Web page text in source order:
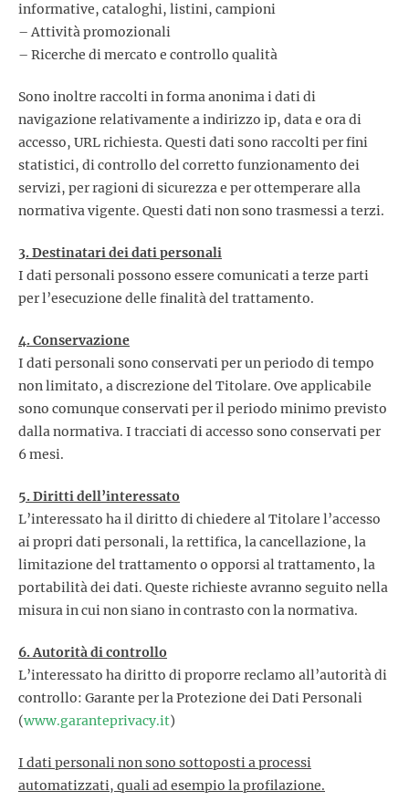
informative, cataloghi, listini, campioni
– Attività promozionali
– Ricerche di mercato e controllo qualità
Sono inoltre raccolti in forma anonima i dati di
navigazione relativamente a indirizzo ip, data e ora di
accesso, URL richiesta. Questi dati sono raccolti per fini
statistici, di controllo del corretto funzionamento dei
servizi, per ragioni di sicurezza e per ottemperare alla
normativa vigente. Questi dati non sono trasmessi a terzi.
3. Destinatari dei dati personali
I dati personali possono essere comunicati a terze parti
per l’esecuzione delle finalità del trattamento.
4. Conservazione
I dati personali sono conservati per un periodo di tempo
non limitato, a discrezione del Titolare. Ove applicabile
sono comunque conservati per il periodo minimo previsto
dalla normativa. I tracciati di accesso sono conservati per
6 mesi.
5. Diritti dell’interessato
L’interessato ha il diritto di chiedere al Titolare l’accesso
ai propri dati personali, la rettifica, la cancellazione, la
limitazione del trattamento o opporsi al trattamento, la
portabilità dei dati. Queste richieste avranno seguito nella
misura in cui non siano in contrasto con la normativa.
6. Autorità di controllo
L’interessato ha diritto di proporre reclamo all’autorità di
controllo: Garante per la Protezione dei Dati Personali
(www.garanteprivacy.it)
I dati personali non sono sottoposti a processi
automatizzati, quali ad esempio la profilazione.